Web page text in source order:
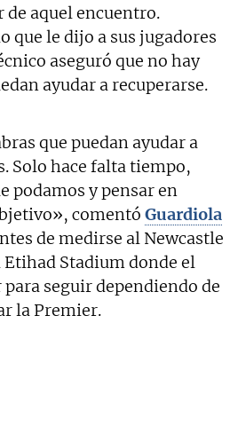
de aquel encuentro.
que le dijo a sus jugadores
aseguró que no hay
ayudar a recuperarse.
que puedan ayudar a
Solo hace falta tiempo,
podamos y pensar en
comentó Guardiola
de medirse al Newcastle
Stadium donde el
seguir dependiendo de
la Premier.